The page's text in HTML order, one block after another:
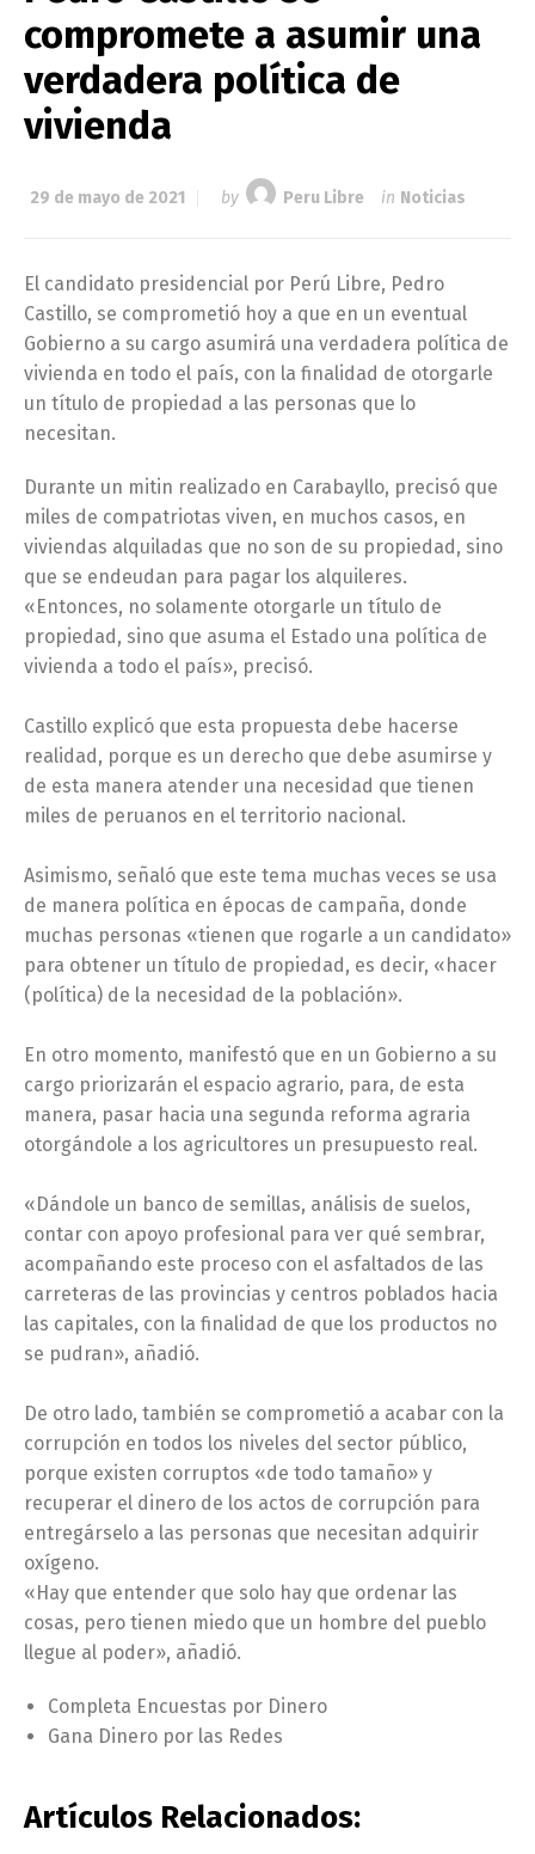
compromete a asumir una
verdadera política de
vivienda
29 de mayo de 2021 by Peru Libre in Noticias
El candidato presidencial por Perú Libre, Pedro
Castillo, se comprometió hoy a que en un eventual
Gobierno a su cargo asumirá una verdadera política de
vivienda en todo el país, con la finalidad de otorgarle
un título de propiedad a las personas que lo
necesitan.
Durante un mitin realizado en Carabayllo, precisó que
miles de compatriotas viven, en muchos casos, en
viviendas alquiladas que no son de su propiedad, sino
que se endeudan para pagar los alquileres.
«Entonces, no solamente otorgarle un título de
propiedad, sino que asuma el Estado una política de
vivienda a todo el país», precisó.
Castillo explicó que esta propuesta debe hacerse
realidad, porque es un derecho que debe asumirse y
de esta manera atender una necesidad que tienen
miles de peruanos en el territorio nacional.
Asimismo, señaló que este tema muchas veces se usa
de manera política en épocas de campaña, donde
muchas personas «tienen que rogarle a un candidato»
para obtener un título de propiedad, es decir, «hacer
(política) de la necesidad de la población».
En otro momento, manifestó que en un Gobierno a su
cargo priorizarán el espacio agrario, para, de esta
manera, pasar hacia una segunda reforma agraria
otorgándole a los agricultores un presupuesto real.
«Dándole un banco de semillas, análisis de suelos,
contar con apoyo profesional para ver qué sembrar,
acompañando este proceso con el asfaltados de las
carreteras de las provincias y centros poblados hacia
las capitales, con la finalidad de que los productos no
se pudran», añadió.
De otro lado, también se comprometió a acabar con la
corrupción en todos los niveles del sector público,
porque existen corruptos «de todo tamaño» y
recuperar el dinero de los actos de corrupción para
entregárselo a las personas que necesitan adquirir
oxígeno.
«Hay que entender que solo hay que ordenar las
cosas, pero tienen miedo que un hombre del pueblo
llegue al poder», añadió.
Completa Encuestas por Dinero
Gana Dinero por las Redes
Artículos Relacionados: